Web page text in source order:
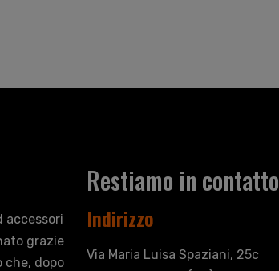
accessori
grazie
che, dopo
Restiamo in contatto
Indirizzo
Via Maria Luisa Spaziani, 25c